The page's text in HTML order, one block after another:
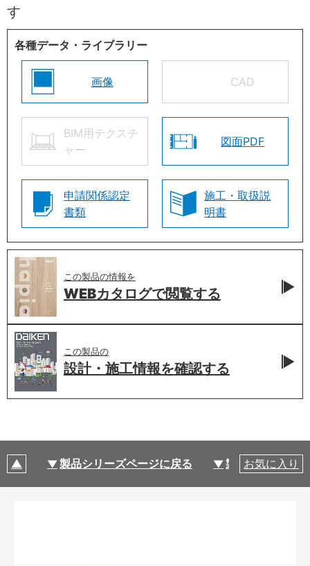
す
各種データ・ライブラリー
画像 CAD
BIM用テクスチ
ャー
図面PDF
申請関係認定
書類
施工・取扱説
明書
この製品の情報を
WEBカタログで閲覧する
この製品の
設計・施工情報を確認する
製品シリーズページに戻る 製品仕様
お気に入り